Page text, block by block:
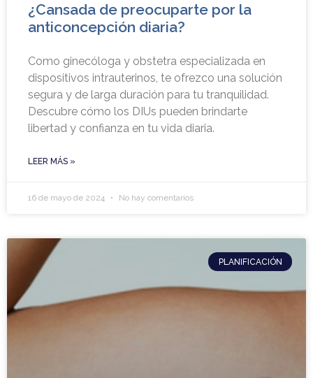
¿Cansada de preocuparte por la
anticoncepción diaria?
Como ginecóloga y obstetra especializada en
dispositivos intrauterinos, te ofrezco una solución
segura y de larga duración para tu tranquilidad.
Descubre cómo los DIUs pueden brindarte
libertad y confianza en tu vida diaria.
LEER MÁS »
16 de mayo de 2024 No hay comentarios
PLANIFICACIÓN